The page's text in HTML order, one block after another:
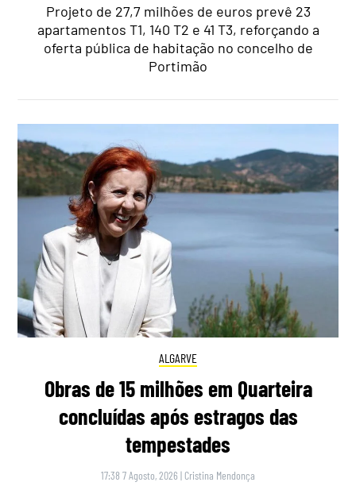
Projeto de 27,7 milhões de euros prevê 23
apartamentos T1, 140 T2 e 41 T3, reforçando a
oferta pública de habitação no concelho de
Portimão
ALGARVE
Obras de 15 milhões em Quarteira
concluídas após estragos das
tempestades
17:38 7 Agosto, 2026 | Cristina Mendonça